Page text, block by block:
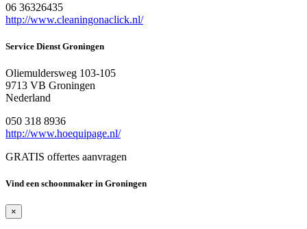
06 36326435
http://www.cleaningonaclick.nl/
Service Dienst Groningen
Oliemuldersweg 103-105
9713 VB Groningen
Nederland
050 318 8936
http://www.hoequipage.nl/
GRATIS offertes aanvragen
Vind een schoonmaker in Groningen
×